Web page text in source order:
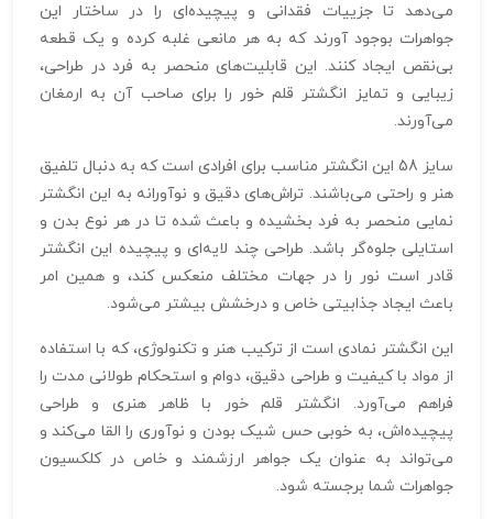
می‌دهد تا جزییات فقدانی و پیچیده‌ای را در ساختار این
جواهرات بوجود آورند که به هر مانعی غلبه کرده و یک قطعه
بی‌نقص ایجاد کنند. این قابلیت‌های منحصر به فرد در طراحی،
زیبایی و تمایز انگشتر قلم خور را برای صاحب آن به ارمغان
می‌آورند.
سایز 58 این انگشتر مناسب برای افرادی است که به دنبال تلفیق
هنر و راحتی می‌باشند. تراش‌های دقیق و نوآورانه به این انگشتر
نمایی منحصر به فرد بخشیده و باعث شده تا در هر نوع بدن و
استایلی جلوه‌گر باشد. طراحی چند لایه‌ای و پیچیده این انگشتر
قادر است نور را در جهات مختلف منعکس کند، و همین امر
باعث ایجاد جذابیتی خاص و درخشش بیشتر می‌شود.
این انگشتر نمادی است از ترکیب هنر و تکنولوژی، که با استفاده
از مواد با کیفیت و طراحی دقیق، دوام و استحکام طولانی مدت را
فراهم می‌آورد. انگشتر قلم خور با ظاهر هنری و طراحی
پیچیده‌اش، به خوبی حس شیک بودن و نوآوری را القا می‌کند و
می‌تواند به عنوان یک جواهر ارزشمند و خاص در کلکسیون
جواهرات شما برجسته شود.